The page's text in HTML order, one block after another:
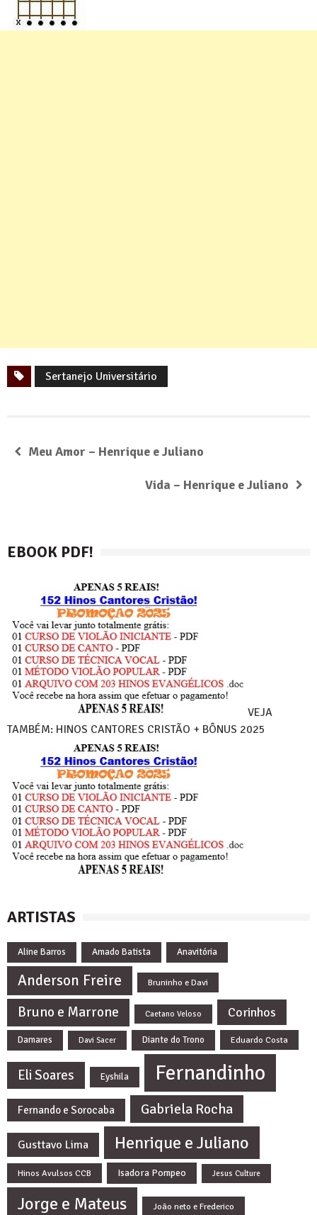
Sertanejo Universitário
Meu Amor – Henrique e Juliano
Vida – Henrique e Juliano
EBOOK PDF!
VEJA
TAMBÉM: HINOS CANTORES CRISTÃO + BÔNUS 2025
ARTISTAS
Aline Barros Amado Batista Anavitória
Anderson Freire Bruninho e Davi
Bruno e Marrone Caetano Veloso Corinhos
Damares Davi Sacer Diante do Trono Eduardo Costa
Eli Soares Eyshila Fernandinho
Fernando e Sorocaba Gabriela Rocha
Gusttavo Lima Henrique e Juliano
Hinos Avulsos CCB Isadora Pompeo Jesus Culture
Jorge e Mateus João neto e Frederico